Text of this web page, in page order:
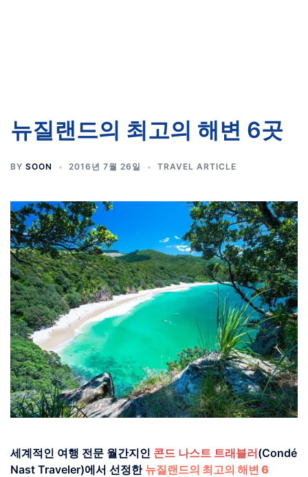
뉴질랜드의 최고의 해변 6곳
BY SOON 2016년 7월 26일 TRAVEL ARTICLE
세계적인 여행 전문 월간지인 콘드 나스트 트래블러(Condé
Nast Traveler)에서 선정한 뉴질랜드의 최고의 해변 6